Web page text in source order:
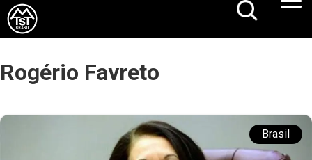
Rogério Favreto
Brasil